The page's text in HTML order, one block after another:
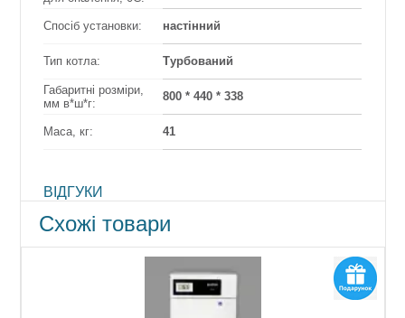
Спосіб установки: настінний
Тип котла: Турбований
Габаритні розміри,
мм в*ш*г:
800 * 440 * 338
Маса, кг: 41
ВІДГУКИ
Схожі товари